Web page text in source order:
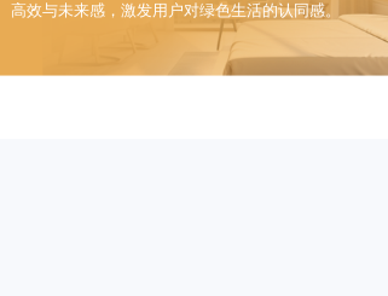
高效与未来感，激发用户对绿色生活的认同感。